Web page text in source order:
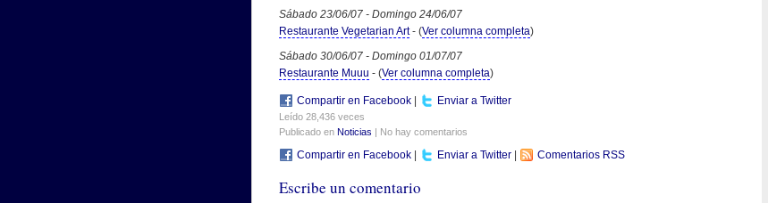
Sábado 23/06/07 - Domingo 24/06/07
Restaurante Vegetarian Art- (Ver columna completa)
Sábado 30/06/07 - Domingo 01/07/07
Restaurante Muuu - (Ver columna completa)
Compartir en Facebook Enviar a Twitter
Leído 28,436 veces
Publicado en Noticias | No hay comentarios
Compartir en Facebook Enviar a Twitter Comentarios RSS
Escribe un comentario